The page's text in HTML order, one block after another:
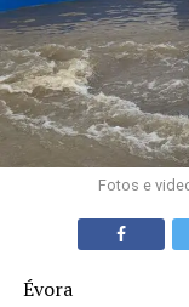
Fotos e
Évora